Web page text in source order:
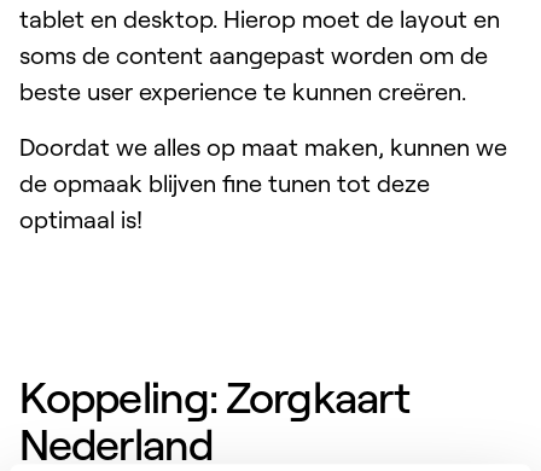
tablet en desktop. Hierop moet de layout en
soms de content aangepast worden om de
beste user experience te kunnen creëren.
Doordat we alles op maat maken, kunnen we
de opmaak blijven fine tunen tot deze
optimaal is!
Koppeling: Zorgkaart
Nederland